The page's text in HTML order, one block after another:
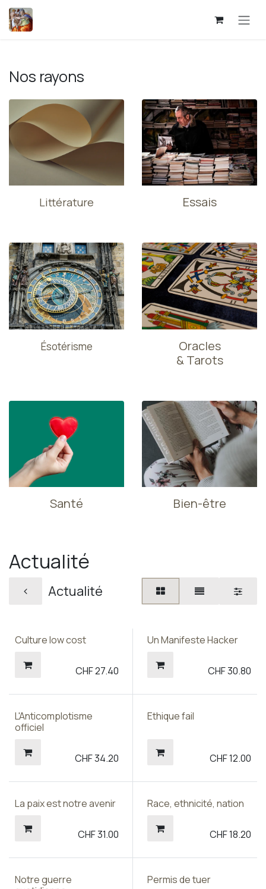
Se rendre au contenu
Nos rayons
Littérature Essais
Ésotérisme
Oracles
& Tarots
Santé Bien-être
Actualité
Actualité
Culture low cost
CHF27.40
Un Manifeste Hacker
CHF30.80
L'Anticomplotisme
officiel
CHF34.20
Ethique fail
CHF12.00
La paix est notre avenir
CHF31.00
Race, ethnicité, nation
CHF18.20
Notre guerre
Permis de tuer